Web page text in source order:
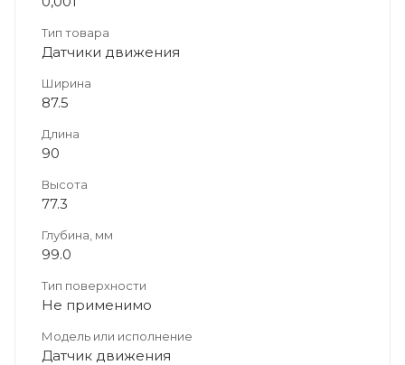
Тип товара
Датчики движения
Ширина
87.5
Длина
90
Высота
77.3
Глубина, мм
99.0
Тип поверхности
Не применимо
Модель или исполнение
Датчик движения